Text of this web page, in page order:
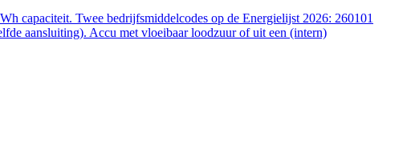
capaciteit. Twee bedrijfsmiddelcodes op de Energielijst 2026: 260101
aansluiting). Accu met vloeibaar loodzuur of uit een (intern)